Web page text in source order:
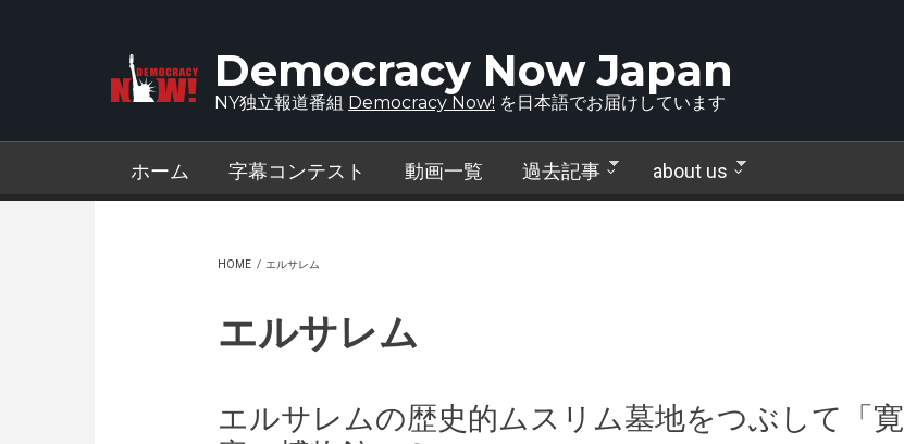
Democracy Now Japan
NY独立報道番組 Democracy Now! を日本語でお届けしています
ホーム 字幕コンテスト 動画一覧 過去記事 about us
HOME / エルサレム
エルサレム
エルサレムの歴史的ムスリム墓地をつぶして「寛